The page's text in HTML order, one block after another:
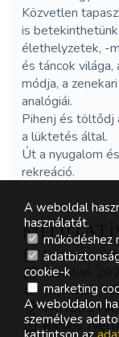
Közvetlen
is
élethelyzetek, -
és táncok
módja, a
analógiái.
Pihenj és töltődj
a lüktetés által.
Út a nyugalom
rekreáció.
Everness
szombat,
workshop,
TÁNCOS
Bárdos
A weboldal
használatát.
működéshez
cookie-k
marketing
A weboldalon
személyes